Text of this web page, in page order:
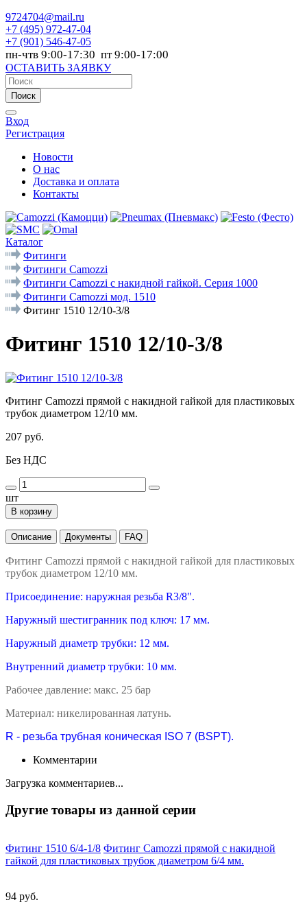
9724704@mail.ru
+7 (495) 972-47-04
+7 (901) 546-47-05
пн-чтв 9:00-17:30 пт 9:00-17:00
ОСТАВИТЬ ЗАЯВКУ
Поиск
Вход
Регистрация
Новости
О нас
Доставка и оплата
Контакты
Каталог
Фитинги
Фитинги Camozzi
Фитинги Camozzi с накидной гайкой. Серия 1000
Фитинги Camozzi мод. 1510
Фитинг 1510 12/10-3/8
Фитинг 1510 12/10-3/8
Фитинг Camozzi прямой с накидной гайкой для пластиковых
трубок диаметром 12/10 мм.
207 руб.
Без НДС
шт
В корзину
Описание Документы FAQ
Фитинг Camozzi прямой с накидной гайкой для пластиковых
трубок диаметром 12/10 мм.
Присоединение: наружная резьба R3/8".
Наружный шестигранник под ключ: 17 мм.
Наружный диаметр трубки: 12 мм.
Внутренний диаметр трубки: 10 мм.
Рабочее давление: макс. 25 бар
Материал: никелированная латунь.
R - резьба трубная коническая ISO 7 (BSPT).
Комментарии
Загрузка комментариев...
Другие товары из данной серии
Фитинг 1510 6/4-1/8 Фитинг Camozzi прямой с накидной
гайкой для пластиковых трубок диаметром 6/4 мм.
94 руб.